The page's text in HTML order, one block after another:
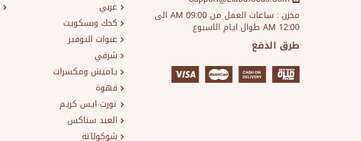
مخزن : ساعات العمل من 09:00 AM الى
12:00 AM طوال ايام الاسبوع
طرق الدفع
غربي
كحك وبسكويت
عبوات التوفير
شرقي
ياميش ومكسرات
قهوة
تورت ايس كريم
العبد سناكس
شوكولاتة